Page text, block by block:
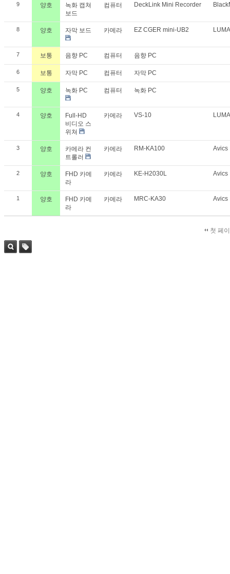
9 양호
녹화 캡쳐
보드
컴퓨터 DeckLink Mini Recorder
8 양호 자막 보드 카메라 EZ CGER mini-UB2
7 보통 음향 PC 컴퓨터 음향 PC
6 보통 자막 PC 컴퓨터 자막 PC
5 양호 녹화 PC 컴퓨터 녹화 PC
4 양호
Full-HD
비디오 스
위쳐
카메라 VS-10
3 양호
카메라 컨
트롤러
카메라 RM-KA100 Avics
2 양호
FHD 카메
라
카메라 KE-H2030L Avics
1 양호
FHD 카메
라
카메라 MRC-KA30 Avics
첫 페